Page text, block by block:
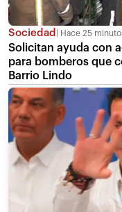
Sociedad Hace 25
Solicitan ayuda con
para bomberos que
Barrio Lindo